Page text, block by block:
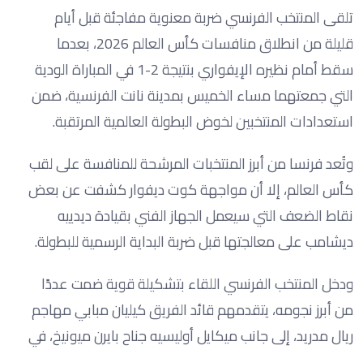
تلقى المنتخب الفرنسي ضربة معنوية مفاجئة قبل أيام
قليلة من انطلاق منافسات كأس العالم 2026، بعدما
سقط أمام نظيره الإيفواري بنتيجة 2-1 في المباراة الودية
التي جمعتهما مساء الخميس بمدينة نانت الفرنسية، ضمن
استعدادات المنتخبين لخوض البطولة العالمية المرتقبة.
وتُعد فرنسا من أبرز المنتخبات المرشحة للمنافسة على لقب
كأس العالم، إلا أن مواجهة كوت ديفوار كشفت عن بعض
نقاط الضعف التي سيعمل الجهاز الفني بقيادة ديدييه
ديشامب على معالجتها قبل ضربة البداية الرسمية للبطولة.
ودخل المنتخب الفرنسي اللقاء بتشكيلة قوية ضمت عددًا
من أبرز نجومه، يتقدمهم قائد الفريق كيليان مبابي مهاجم
ريال مدريد، إلى جانب ميكايل أوليسيه جناح بايرن ميونيخ، في